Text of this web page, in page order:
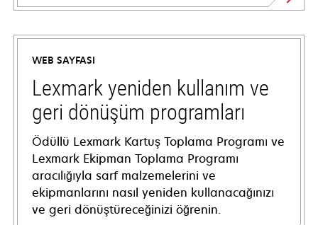
opens
in
new
tab
WEB SAYFASI
Lexmark yeniden kullanım ve
geri dönüşüm programları
Ödüllü Lexmark Kartuş Toplama Programı ve
Lexmark Ekipman Toplama Programı
aracılığıyla sarf malzemelerini ve
ekipmanlarını nasıl yeniden kullanacağınızı
ve geri dönüştüreceğinizi öğrenin.